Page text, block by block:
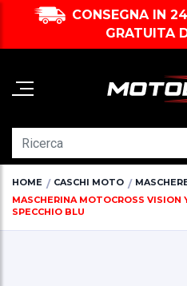
CONSEGNA IN
GRATUITA
HOME CASCHI MOTO
MASCHERINA MOTOCROSS VISION
SPECCHIO BLU